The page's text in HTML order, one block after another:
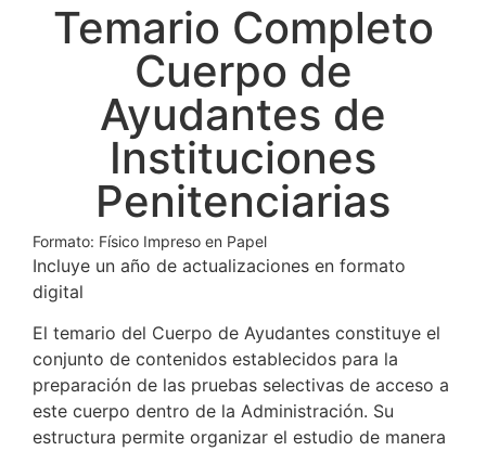
Temario Completo
Cuerpo de
Ayudantes de
Instituciones
Penitenciarias
Formato: Físico Impreso en Papel
Incluye un año de actualizaciones en formato
digital
El temario del Cuerpo de Ayudantes constituye el
conjunto de contenidos establecidos para la
preparación de las pruebas selectivas de acceso a
este cuerpo dentro de la Administración. Su
estructura permite organizar el estudio de manera